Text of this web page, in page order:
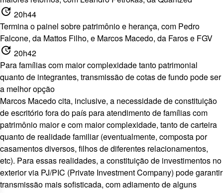
update 20h44
Termina o painel sobre patrimônio e herança, com Pedro
Falcone, da Mattos Filho, e Marcos Macedo, da Faros e FGV
update 20h42
Para famílias com maior complexidade tanto patrimonial
quanto de integrantes, transmissão de cotas de fundo pode ser
a melhor opção
Marcos Macedo cita, inclusive, a necessidade de constituição
de escritório fora do país para atendimento de famílias com
patrimônio maior e com maior complexidade, tanto de carteira
quanto de realidade familiar (eventualmente, composta por
casamentos diversos, filhos de diferentes relacionamentos,
etc). Para essas realidades, a constituição de investimentos no
exterior via PJ/PIC (Private Investment Company) pode garantir
transmissão mais sofisticada, com adiamento de alguns